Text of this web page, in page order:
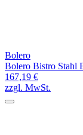
Bolero
Bolero Bistro Stahl
167,19 €
zzgl. MwSt.